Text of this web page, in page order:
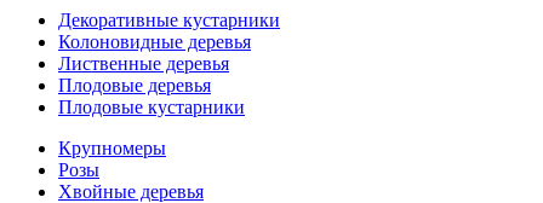
Декоративные кустарники
Колоновидные деревья
Лиственные деревья
Плодовые деревья
Плодовые кустарники
Крупномеры
Розы
Хвойные деревья